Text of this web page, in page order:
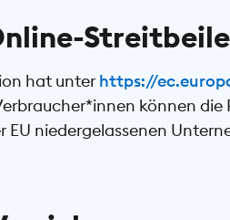
hat unterhttps://
können
EU niedergelassenen